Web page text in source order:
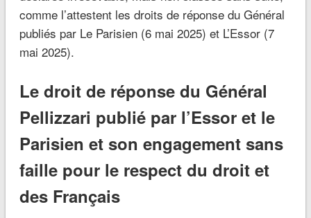
comme l’attestent les droits de réponse du Général
publiés par Le Parisien (6 mai 2025) et L’Essor (7
mai 2025).
Le droit de réponse du Général
Pellizzari publié par l’Essor et le
Parisien et son engagement sans
faille pour le respect du droit et
des Français